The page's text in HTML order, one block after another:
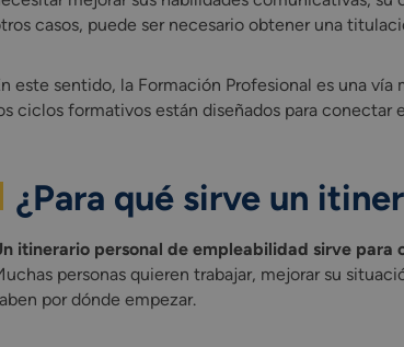
casos, puede ser necesario obtener una
este sentido, la Formación Profesional es una
ciclos formativos están diseñados para conectar
¿Para qué sirve un
itinerario personal de empleabilidad sirve
personas quieren trabajar, mejorar su
por dónde empezar.